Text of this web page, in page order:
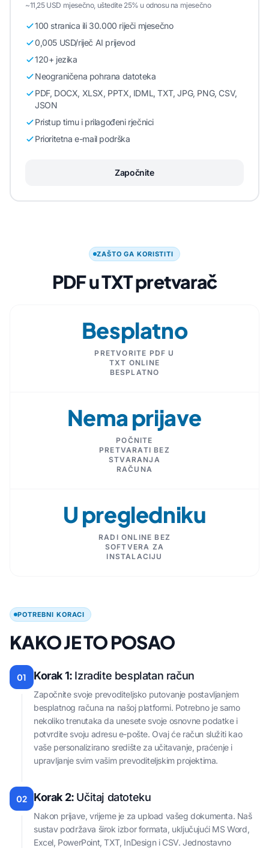
~11,25 USD mjesečno, uštedite 25% u odnosu na mjesečno
100 stranica ili 30.000 riječi mjesečno
0,005 USD/riječ AI prijevod
120+ jezika
Neograničena pohrana datoteka
PDF, DOCX, XLSX, PPTX, IDML, TXT, JPG, PNG, CSV,
JSON
Pristup timu i prilagođeni rječnici
Prioritetna e-mail podrška
Započnite
ZAŠTO GA KORISTITI
PDF u TXT pretvarač
Besplatno
PRETVORITE PDF U
TXT ONLINE
BESPLATNO
Nema prijave
POČNITE
PRETVARATI BEZ
STVARANJA
RAČUNA
U pregledniku
RADI ONLINE BEZ
SOFTVERA ZA
INSTALACIJU
POTREBNI KORACI
KAKO JE TO POSAO
01 Korak 1: Izradite besplatan račun
Započnite svoje prevoditeljsko putovanje postavljanjem
besplatnog računa na našoj platformi. Potrebno je samo
nekoliko trenutaka da unesete svoje osnovne podatke i
potvrdite svoju adresu e-pošte. Ovaj će račun služiti kao
vaše personalizirano središte za učitavanje, praćenje i
upravljanje svim vašim prevoditeljskim projektima.
02 Korak 2: Učitaj datoteku
Nakon prijave, vrijeme je za upload vašeg dokumenta. Naš
sustav podržava širok izbor formata, uključujući MS Word,
Excel, PowerPoint, TXT, InDesign i CSV. Jednostavno